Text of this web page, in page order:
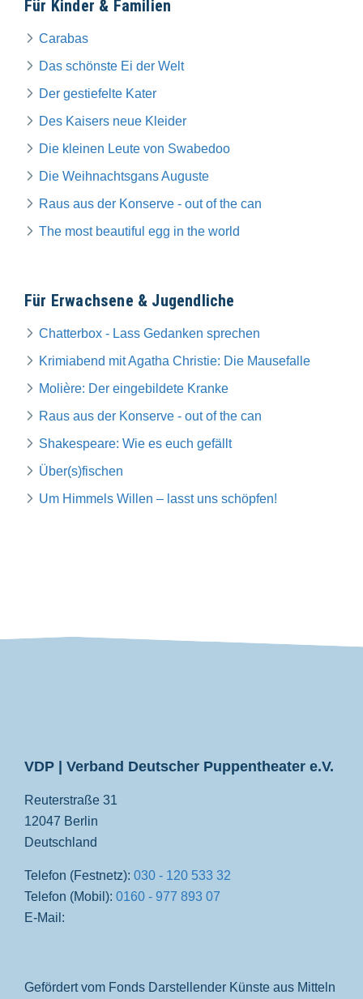
Für Kinder & Familien
Carabas
Das schönste Ei der Welt
Der gestiefelte Kater
Des Kaisers neue Kleider
Die kleinen Leute von Swabedoo
Die Weihnachtsgans Auguste
Raus aus der Konserve - out of the can
The most beautiful egg in the world
Für Erwachsene & Jugendliche
Chatterbox - Lass Gedanken sprechen
Krimiabend mit Agatha Christie: Die Mausefalle
Molière: Der eingebildete Kranke
Raus aus der Konserve - out of the can
Shakespeare: Wie es euch gefällt
Über(s)fischen
Um Himmels Willen – lasst uns schöpfen!
VDP | Verband Deutscher Puppentheater e.V.
Reuterstraße 31
12047 Berlin
Deutschland
Telefon (Festnetz): 030 - 120 533 32
Telefon (Mobil): 0160 - 977 893 07
E-Mail:
Gefördert vom Fonds Darstellender Künste aus Mitteln